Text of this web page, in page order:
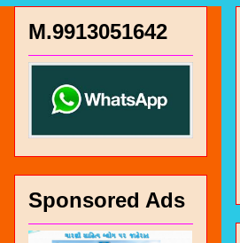
M.9913051642
Sponsored Ads